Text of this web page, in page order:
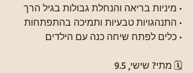
• מיניות בריאה והנחלת גבולות בגיל הרך
• התנהגויות טבעיות ותמיכה בהתפתחות
• כלים לפתח שיחה כנה עם הילדים
🗓 מתי? שישי, 9.5